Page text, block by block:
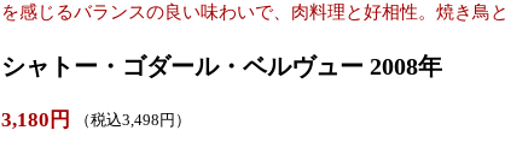
を感じるバランスの良い味わいで、肉料理と好相性。焼き鳥
シャトー・ゴダール・ベルヴュー 2008年
3,180円 （税込3,498円）